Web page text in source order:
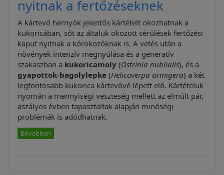
nyitnak a fertőzéseknek
A kártevő hernyók jelentős kártételt okozhatnak a
kukoricában, sőt az általuk okozott sérülések fertőzési
kaput nyitnak a kórokozóknak is. A vetés után a
növények intenzív megnyúlása és a generatív
szakaszban a kukoricamoly (Ostrinia nubilalis), és a
gyapottok-bagolylepke (Helicoverpa armigera) a két
legfontosabb kukorica kártevővé lépett elő. Kártételük
nyomán a mennyiségi veszteség mellett az elmúlt pár,
aszályos évben tapasztaltak alapján minőségi
problémák is adódhatnak.
Bővebben